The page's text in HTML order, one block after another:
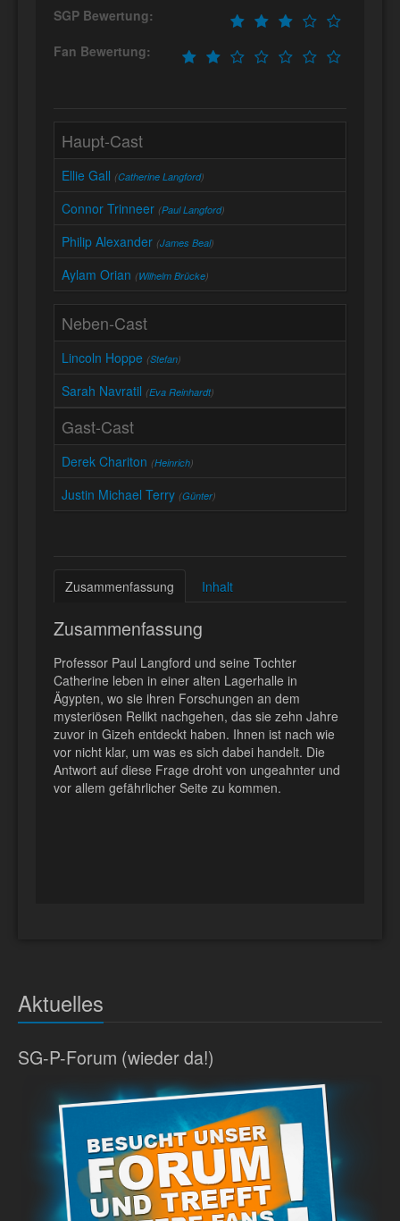
SGP Bewertung:
Fan Bewertung:
Haupt-Cast
Ellie Gall (Catherine Langford)
Connor Trinneer (Paul Langford)
Philip Alexander (James Beal)
Aylam Orian (Wilhelm Brücke)
Neben-Cast
Lincoln Hoppe (Stefan)
Sarah Navratil (Eva Reinhardt)
Gast-Cast
Derek Chariton (Heinrich)
Justin Michael Terry (Günter)
Zusammenfassung Inhalt
Zusammenfassung
Professor Paul Langford und seine Tochter
Catherine leben in einer alten Lagerhalle in
Ägypten, wo sie ihren Forschungen an dem
mysteriösen Relikt nachgehen, das sie zehn Jahre
zuvor in Gizeh entdeckt haben. Ihnen ist nach wie
vor nicht klar, um was es sich dabei handelt. Die
Antwort auf diese Frage droht von ungeahnter und
vor allem gefährlicher Seite zu kommen.
Aktuelles
SG-P-Forum (wieder da!)